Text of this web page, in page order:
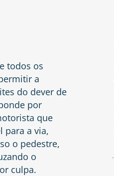
todos os
a
do dever de
por
que
para a via,
o pedestre,
o
culpa.